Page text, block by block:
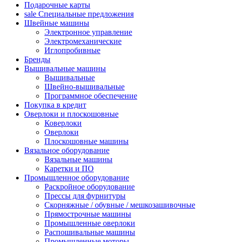
Подарочные карты
sale Специальные предложения
Швейные машины
Электронное управление
Электромеханические
Иглопробивные
Бренды
Вышивальные машины
Вышивальные
Швейно-вышивальные
Программное обеспечение
Покупка в кредит
Оверлоки и плоскошовные
Коверлоки
Оверлоки
Плоскошовные машины
Вязальное оборудование
Вязальные машины
Каретки и ПО
Промышленное оборудование
Раскройное оборудование
Прессы для фурнитуры
Скорняжные / обувные / мешкозашивочные
Прямострочные машины
Промышленные оверлоки
Распошивальные машины